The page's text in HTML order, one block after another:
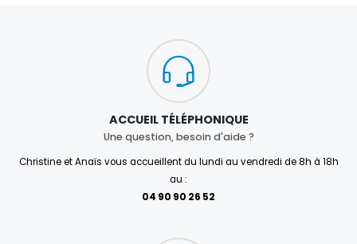
ACCUEIL TÉLÉPHONIQUE
Une question, besoin d'aide ?
Christine et Anaïs vous accueillent du lundi au vendredi de 8h à 18h
au :
04 90 90 26 52